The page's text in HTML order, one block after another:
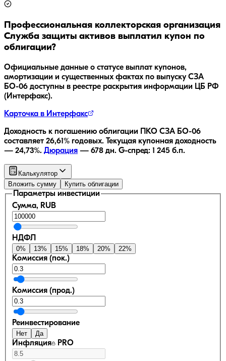
Профессиональная коллекторская организация
Служба защиты активов выплатил купон по
облигации?
Официальные данные о статусе выплат купонов,
амортизации и существенных фактах по выпуску СЗА
БО-06 доступны в реестре раскрытия информации ЦБ РФ
(Интерфакс).
Карточка в Интерфакс
Доходность к погашению облигации ПКО СЗА БО-06
составляет 26,61% годовых. Текущая купонная доходность
— 24,73%. Дюрация — 678 дн. G-спред: 1 245 б.п.
Калькулятор
Вложить сумму
Купить облигации
Параметры инвестиции
Сумма, RUB
НДФЛ
0% 13% 15% 18% 20% 22%
Комиссия (пок.)
Комиссия (прод.)
Реинвестирование
Нет Да
Инфляция PRO